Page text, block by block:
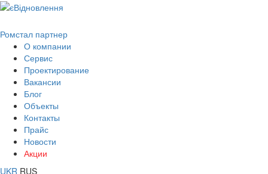
Ромстал партнер
О компании
Сервис
Проектирование
Вакансии
Блог
Объекты
Контакты
Прайс
Новости
Акции
UKR RUS